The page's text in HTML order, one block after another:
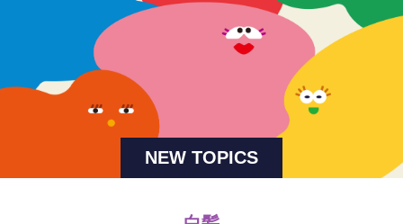
NEW TOPICS